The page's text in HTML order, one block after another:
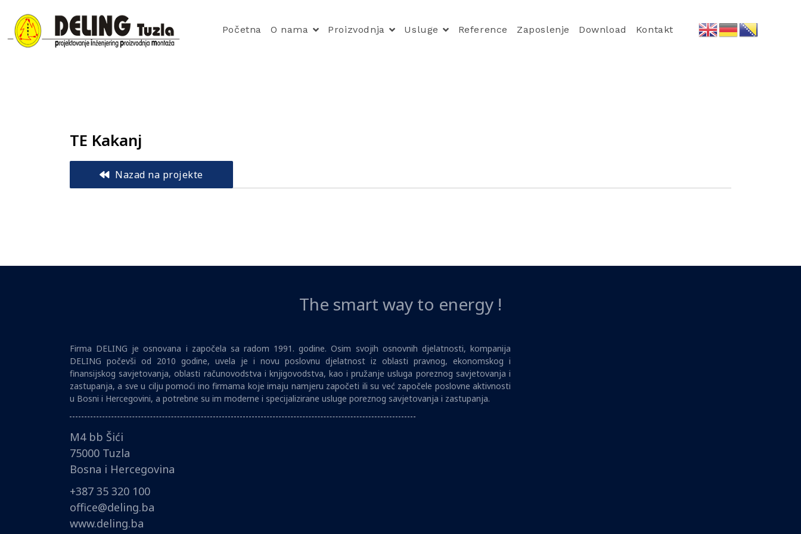
Početna O nama Proizvodnja Usluge Reference Zaposlenje Download Kontakt
TE Kakanj
Nazad na projekte
The smart way to energy !
Firma DELING je osnovana i započela sa radom 1991. godine. Osim svojih osnovnih djelatnosti, kompanija
DELING počevši od 2010 godine, uvela je i novu poslovnu djelatnost iz oblasti pravnog, ekonomskog i
finansijskog savjetovanja, oblasti računovodstva i knjigovodstva, kao i pružanje usluga poreznog savjetovanja i
zastupanja, a sve u cilju pomoći ino firmama koje imaju namjeru započeti ili su već započele poslovne aktivnosti
u Bosni i Hercegovini, a potrebne su im moderne i specijalizirane usluge poreznog savjetovanja i zastupanja.
M4 bb Šići
75000 Tuzla
Bosna i Hercegovina
+387 35 320 100
office@deling.ba
www.deling.ba